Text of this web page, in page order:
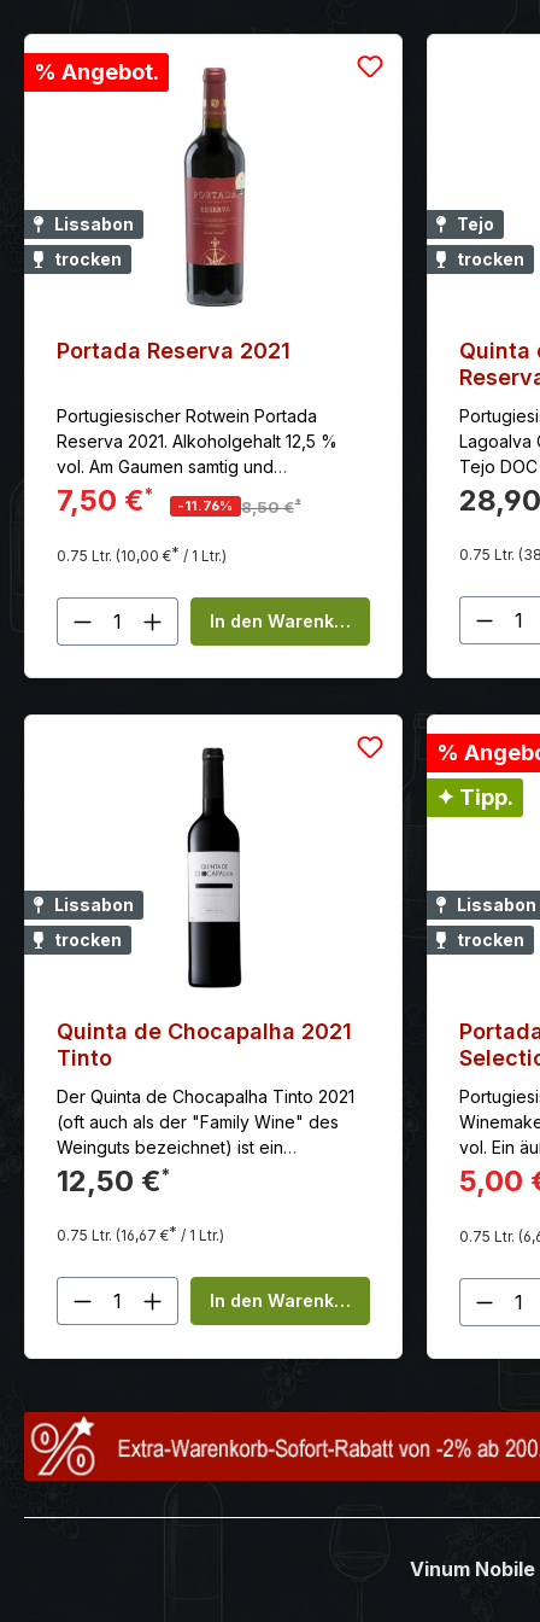
% Angebot.
Lissabon
trocken
Portada Reserva 2021
Portugiesischer Rotwein Portada
Reserva 2021. Alkoholgehalt 12,5 %
vol. Am Gaumen samtig und
ausdrucksstark, intensiver, guter
Nachhall mit seidigem Gerbstoff.
7,50 €*
-11.76% 8,50 €*
0.75 Ltr. (10,00 €* / 1 Ltr.)
Produkt Anzahl: Gib den
In den Warenkorb
Tejo
trocken
Quinta
DOC
Lagoalva
Tejo
Gaumen
und
Tanninen
0.75 Ltr.
Lissabon
trocken
Quinta de Chocapalha 2021
Tinto
Der Quinta de Chocapalha Tinto 2021
(oft auch als der "Family Wine" des
Weinguts bezeichnet) ist ein
hervorragender, charakterstarker
Rotwein aus der portugiesischen
Region Lisboa (Alenquer)
12,50 €*
0.75 Ltr. (16,67 €* / 1 Ltr.)
Produkt Anzahl: Gib den
In den Warenkorb
%
✦ Tipp.
Lissabon
trocken
vol. Ein
diversen
5,00
0.75 Ltr.
Vinum